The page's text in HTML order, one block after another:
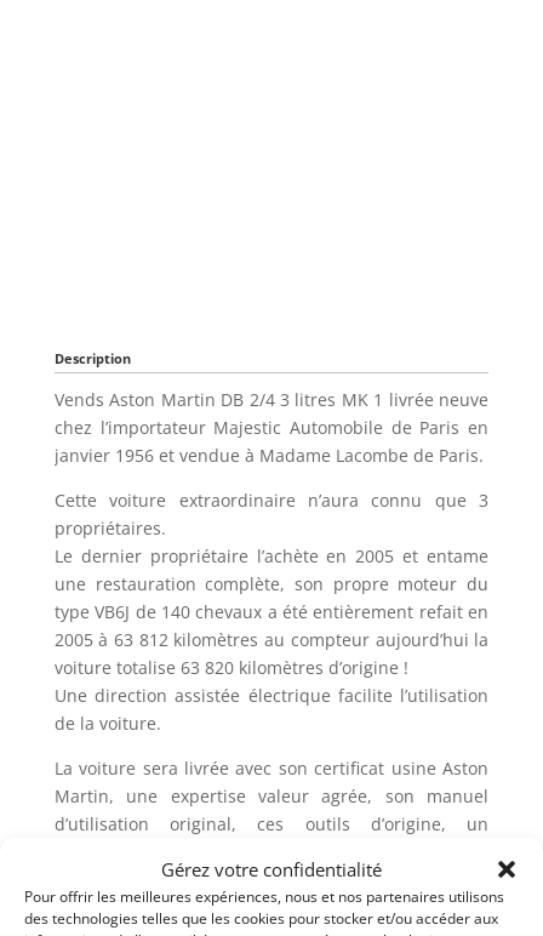
Gérez votre confidentialité
Pour offrir les meilleures expériences, nous et nos partenaires utilisons
des technologies telles que les cookies pour stocker et/ou accéder aux
Description
Vends Aston Martin DB 2/4 3 litres MK 1 livrée neuve
chez l’importateur Majestic Automobile de Paris en
janvier 1956 et vendue à Madame Lacombe de Paris.
Cette voiture extraordinaire n’aura connu que 3
propriétaires.
Le dernier propriétaire l’achète en 2005 et entame
une restauration complète, son propre moteur du
type VB6J de 140 chevaux a été entièrement refait en
2005 à 63 812 kilomètres au compteur aujourd’hui la
voiture totalise 63 820 kilomètres d’origine !
Une direction assistée électrique facilite l’utilisation
de la voiture.
La voiture sera livrée avec son certificat usine Aston
Martin, une expertise valeur agrée, son manuel
d’utilisation original, ces outils d’origine, un
contrôle technique vierge, carte grise Française
normale.